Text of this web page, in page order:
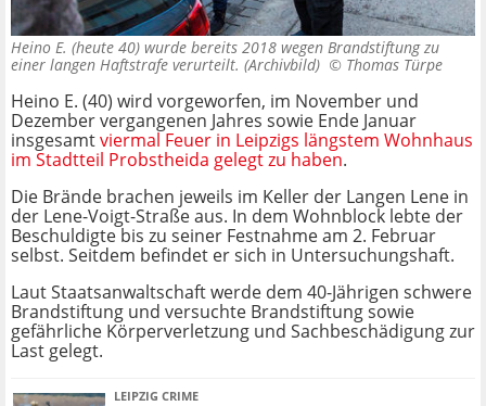
Heino E. (heute 40) wurde bereits 2018 wegen Brandstiftung zu
einer langen Haftstrafe verurteilt. (Archivbild) © Thomas Türpe
Heino E. (40) wird vorgeworfen, im November und
Dezember vergangenen Jahres sowie Ende Januar
insgesamtviermal Feuer in Leipzigs längstem Wohnhaus
im Stadtteil Probstheida gelegt zu haben.
Die Brände brachen jeweils im Keller der Langen Lene in
der Lene-Voigt-Straße aus. In dem Wohnblock lebte der
Beschuldigte bis zu seiner Festnahme am 2. Februar
selbst. Seitdem befindet er sich in Untersuchungshaft.
Laut Staatsanwaltschaft werde dem 40-Jährigen schwere
Brandstiftung und versuchte Brandstiftung sowie
gefährliche Körperverletzung und Sachbeschädigung zur
Last gelegt.
LEIPZIG CRIME